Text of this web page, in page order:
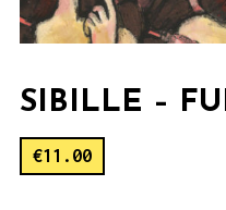
SIBILLE –
€11.00